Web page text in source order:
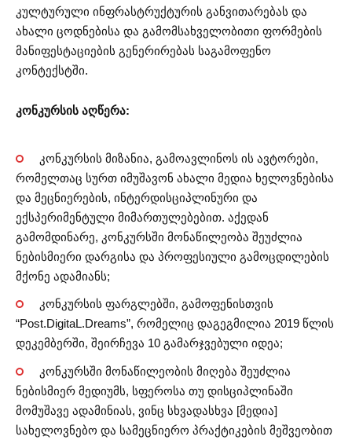
კულტურული ინფრასტრუქტურის განვითარებას და
ახალი ცოდნებისა და გამომსახველობითი ფორმების
მანიფესტაციების გენერირებას საგამოფენო
კონტექსტში.
კონკურსის აღწერა:
კონკურსის მიზანია, გამოავლინოს ის ავტორები,
რომელთაც სურთ იმუშავონ ახალი მედია ხელოვნებისა
და მეცნიერების, ინტერდისციპლინური და
ექსპერიმენტული მიმართულებებით. აქედან
გამომდინარე, კონკურსში მონაწილეობა შეუძლია
ნებისმიერი დარგისა და პროფესიული გამოცდილების
მქონე ადამიანს;
კონკურსის ფარგლებში, გამოფენისთვის
“Post.DigitaL.Dreams”, რომელიც დაგეგმილია 2019 წლის
დეკემბერში, შეირჩევა 10 გამარჯვებული იდეა;
კონკურსში მონაწილეობის მიღება შეუძლია
ნებისმიერ მედიუმს, სფეროსა თუ დისციპლინაში
მომუშავე ადამინიას, ვინც სხვადასხვა [მედია]
სახელოვნებო და სამეცნიერო პრაქტიკების მეშვეობით